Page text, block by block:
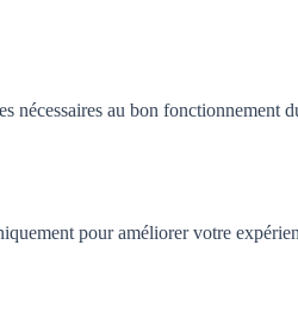
nécessaires au bon fonctionnement
pour améliorer votre